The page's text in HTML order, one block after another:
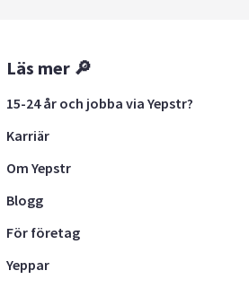
Läs mer 🔎
15-24 år och jobba via Yepstr?
Karriär
Om Yepstr
Blogg
För företag
Yeppar